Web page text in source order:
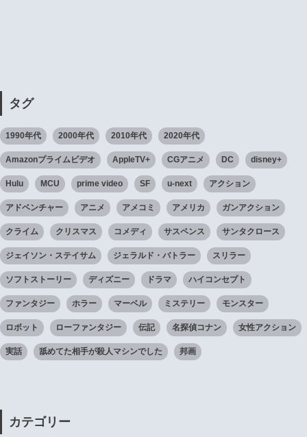
タグ
1990年代 2000年代 2010年代 2020年代
Amazonプライムビデオ AppleTV+ CGアニメ DC disney+
Hulu MCU prime video SF u-next アクション
アドベンチャー アニメ アメコミ アメリカ ガンアクション
クライム クリスマス コメディ サスペンス サンタクロース
ジェイソン・ステイサム ジェラルド・バトラー スリラー
ソフトストーリー ディズニー ドラマ ハイコンセプト
ファンタジー ホラー マーベル ミステリー モンスター
ロボット ローファンタジー 伝記 名探偵コナン 女性アクション
実話 舐めてた相手が殺人マシンでした 邦画
カテゴリー